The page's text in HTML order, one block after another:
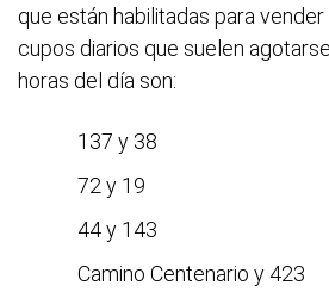
que están habilitadas para vender
cupos diarios que suelen
horas del día son:
137 y 38
72 y 19
44 y 143
Camino Centenario y 423